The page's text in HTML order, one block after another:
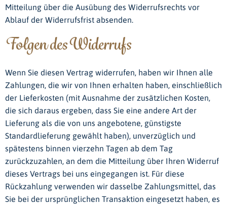
Mitteilung über die Ausübung des Widerrufsrechts vor
Ablauf der Widerrufsfrist absenden.
Folgen des Widerrufs
Wenn Sie diesen Vertrag widerrufen, haben wir Ihnen alle
Zahlungen, die wir von Ihnen erhalten haben, einschließlich
der Lieferkosten (mit Ausnahme der zusätzlichen Kosten,
die sich daraus ergeben, dass Sie eine andere Art der
Lieferung als die von uns angebotene, günstigste
Standardlieferung gewählt haben), unverzüglich und
spätestens binnen vierzehn Tagen ab dem Tag
zurückzuzahlen, an dem die Mitteilung über Ihren Widerruf
dieses Vertrags bei uns eingegangen ist. Für diese
Rückzahlung verwenden wir dasselbe Zahlungsmittel, das
Sie bei der ursprünglichen Transaktion eingesetzt haben, es